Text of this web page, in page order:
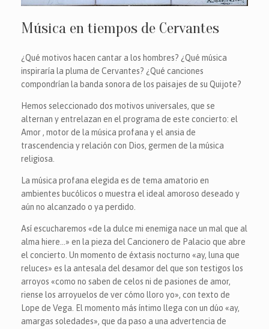
Música en tiempos de Cervantes
¿Qué motivos hacen cantar a los hombres? ¿Qué música
inspiraría la pluma de Cervantes? ¿Qué canciones
compondrían la banda sonora de los paisajes de su Quijote?
Hemos seleccionado dos motivos universales, que se
alternan y entrelazan en el programa de este concierto: el
Amor , motor de la música profana y el ansia de
trascendencia y relación con Dios, germen de la música
religiosa.
La música profana elegida es de tema amatorio en
ambientes bucólicos o muestra el ideal amoroso deseado y
aún no alcanzado o ya perdido.
Así escucharemos «de la dulce mi enemiga nace un mal que al
alma hiere…» en la pieza del Cancionero de Palacio que abre
el concierto. Un momento de éxtasis nocturno «ay, luna que
reluces» es la antesala del desamor del que son testigos los
arroyos «como no saben de celos ni de pasiones de amor,
riense los arroyuelos de ver cómo lloro yo», con texto de
Lope de Vega. El momento más íntimo llega con un dúo «ay,
amargas soledades», que da paso a una advertencia de